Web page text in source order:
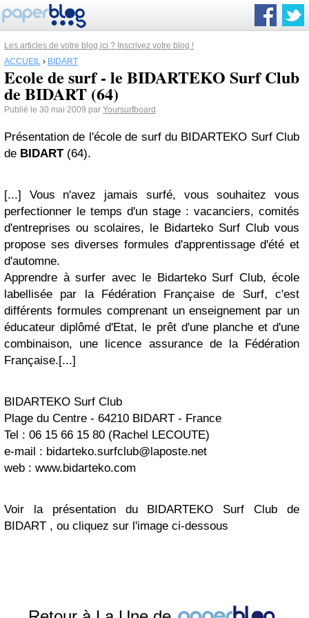
Les articles de votre blog ici ? Inscrivez votre blog !
ACCUEIL › BIDART
Ecole de surf - le BIDARTEKO Surf Club
de BIDART (64)
Publié le 30 mai 2009 par Yoursurfboard
Présentation de l'école de surf du BIDARTEKO Surf Club
de BIDART(64).
[...] Vous n'avez jamais surfé, vous souhaitez vous
perfectionner le temps d'un stage : vacanciers, comités
d'entreprises ou scolaires, le Bidarteko Surf Club vous
propose ses diverses formules d'apprentissage d'été et
d'automne.
Apprendre à surfer avec le Bidarteko Surf Club, école
labellisée par la Fédération Française de Surf, c'est
différents formules comprenant un enseignement par un
éducateur diplômé d'Etat, le prêt d'une planche et d'une
combinaison, une licence assurance de la Fédération
Française.[...]
BIDARTEKO Surf Club
Plage du Centre - 64210 BIDART - France
Tel : 06 15 66 15 80 (Rachel LECOUTE)
e-mail : bidarteko.surfclub@laposte.net
web : www.bidarteko.com
Voir la présentation du BIDARTEKO Surf Club de
BIDART , ou cliquez sur l'image ci-dessous